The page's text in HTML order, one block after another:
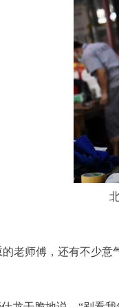
老师傅，还有不少意